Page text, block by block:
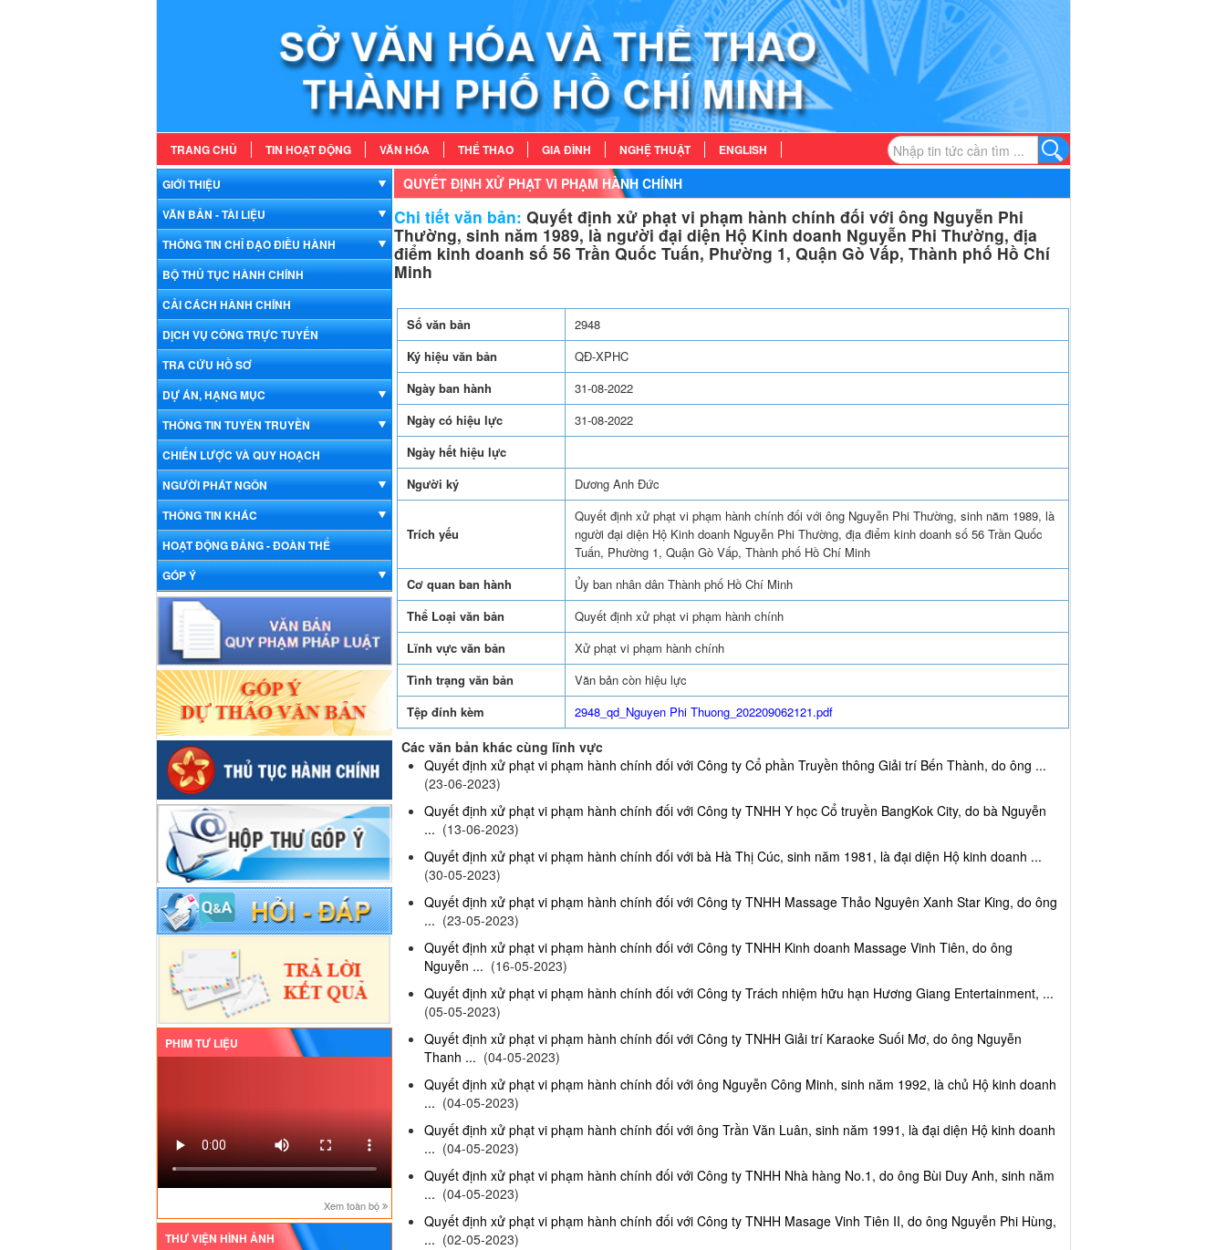
TRANG CHỦ TIN HOẠT ĐỘNG VĂN HÓA THỂ THAO GIA ĐÌNH NGHỆ THUẬT ENGLISH
GIỚI THIỆU
VĂN BẢN - TÀI LIỆU
THÔNG TIN CHỈ ĐẠO ĐIỀU HÀNH
BỘ THỦ TỤC HÀNH CHÍNH
CẢI CÁCH HÀNH CHÍNH
DỊCH VỤ CÔNG TRỰC TUYẾN
TRA CỨU HỒ SƠ
DỰ ÁN, HẠNG MỤC
THÔNG TIN TUYÊN TRUYỀN
CHIẾN LƯỢC VÀ QUY HOẠCH
NGƯỜI PHÁT NGÔN
THÔNG TIN KHÁC
HOẠT ĐỘNG ĐẢNG - ĐOÀN THỂ
GÓP Ý
PHIM TƯ LIỆU
Xem toàn bộ
THƯ VIỆN HÌNH ẢNH
QUYẾT ĐỊNH XỬ PHẠT VI PHẠM HÀNH CHÍNH
Chi tiết văn bản: Quyết định xử phạt vi phạm hành chính đối với ông Nguyễn Phi
Thường, sinh năm 1989, là người đại diện Hộ Kinh doanh Nguyễn Phi Thường, địa
điểm kinh doanh số 56 Trần Quốc Tuấn, Phường 1, Quận Gò Vấp, Thành phố Hồ Chí
Minh
Số văn bản
2948
Ký hiệu văn bản
QĐ-XPHC
Ngày ban hành
31-08-2022
Ngày có hiệu lực
31-08-2022
Ngày hết hiệu lực
Người ký
Dương Anh Đức
Trích yếu
Quyết định xử phạt vi phạm hành chính đối với ông Nguyễn Phi Thường, sinh năm 1989, là
người đại diện Hộ Kinh doanh Nguyễn Phi Thường, địa điểm kinh doanh số 56 Trần Quốc
Tuấn, Phường 1, Quận Gò Vấp, Thành phố Hồ Chí Minh
Cơ quan ban hành
Ủy ban nhân dân Thành phố Hồ Chí Minh
Thể Loại văn bản
Quyết định xử phạt vi phạm hành chính
Lĩnh vực văn bản
Xử phạt vi phạm hành chính
Tình trạng văn bản
Văn bản còn hiệu lực
Tệp đính kèm
2948_qd_Nguyen Phi Thuong_202209062121.pdf
Các văn bản khác cùng lĩnh vực
Quyết định xử phạt vi phạm hành chính đối với Công ty Cổ phần Truyền thông Giải trí Bến Thành, do ông ...
(23-06-2023)
Quyết định xử phạt vi phạm hành chính đối với Công ty TNHH Y học Cổ truyền BangKok City, do bà Nguyễn
... (13-06-2023)
Quyết định xử phạt vi phạm hành chính đối với bà Hà Thị Cúc, sinh năm 1981, là đại diện Hộ kinh doanh ...
(30-05-2023)
Quyết định xử phạt vi phạm hành chính đối với Công ty TNHH Massage Thảo Nguyên Xanh Star King, do ông
... (23-05-2023)
Quyết định xử phạt vi phạm hành chính đối với Công ty TNHH Kinh doanh Massage Vinh Tiên, do ông
Nguyễn ... (16-05-2023)
Quyết định xử phạt vi phạm hành chính đối với Công ty Trách nhiệm hữu hạn Hương Giang Entertainment, ...
(05-05-2023)
Quyết định xử phạt vi phạm hành chính đối với Công ty TNHH Giải trí Karaoke Suối Mơ, do ông Nguyễn
Thanh ... (04-05-2023)
Quyết định xử phạt vi phạm hành chính đối với ông Nguyễn Công Minh, sinh năm 1992, là chủ Hộ kinh doanh
... (04-05-2023)
Quyết định xử phạt vi phạm hành chính đối với ông Trần Văn Luân, sinh năm 1991, là đại diện Hộ kinh doanh
... (04-05-2023)
Quyết định xử phạt vi phạm hành chính đối với Công ty TNHH Nhà hàng No.1, do ông Bùi Duy Anh, sinh năm
... (04-05-2023)
Quyết định xử phạt vi phạm hành chính đối với Công ty TNHH Masage Vinh Tiên II, do ông Nguyễn Phi Hùng,
... (02-05-2023)